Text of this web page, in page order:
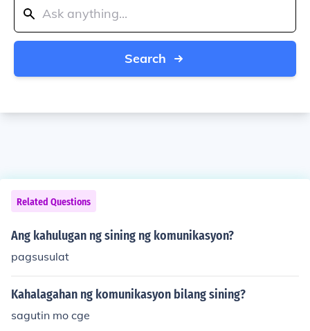
Search
Related Questions
Ang kahulugan ng sining ng komunikasyon?
pagsusulat
Kahalagahan ng komunikasyon bilang sining?
sagutin mo cge